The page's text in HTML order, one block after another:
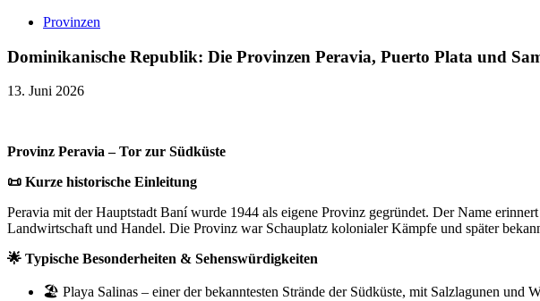
Provinzen
Dominikanische Republik: Die Provinzen Peravia, Puerto Plata und
13. Juni 2026
Provinz Peravia – Tor zur Südküste
📜 Kurze historische Einleitung
Peravia mit der Hauptstadt Baní wurde 1944 als eigene Provinz gegründet. Der Name
Landwirtschaft und Handel. Die Provinz war Schauplatz kolonialer Kämpfe und später
🌟 Typische Besonderheiten & Sehenswürdigkeiten
🏖️ Playa Salinas – einer der bekanntesten Strände der Südküste, mit Salzlagunen und